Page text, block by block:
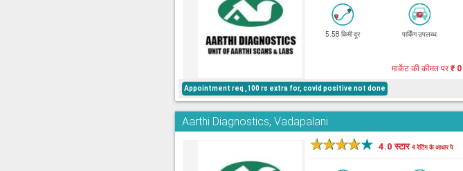
5.58 किमी दूर पार्किंग उपलब्ध
मार्केट की कीमत पर₹ 0
Appointment req ,100 rs extra for, covid positive not done
Aarthi Diagnostics, Vadapalani
★★★★★ 4.0 स्टार4 रेटिंग के आधार पे